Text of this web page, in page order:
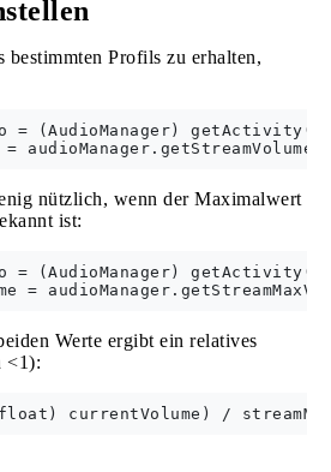
bestimmten Profils zu erhalten,
= (AudioManager)
nützlich, wenn der Maximalwert
ist:
= (AudioManager)
Werte ergibt ein relatives
<1):